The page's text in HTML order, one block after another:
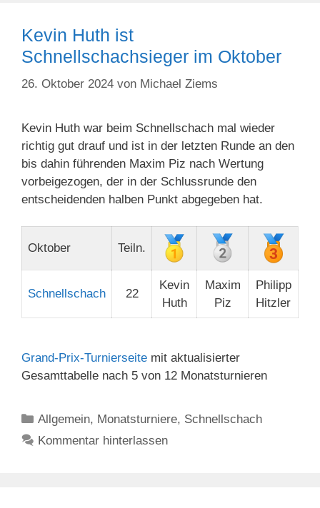
Kevin Huth ist
Schnellschachsieger im Oktober
26. Oktober 2024 von Michael Ziems
Kevin Huth war beim Schnellschach mal wieder
richtig gut drauf und ist in der letzten Runde an den
bis dahin führenden Maxim Piz nach Wertung
vorbeigezogen, der in der Schlussrunde den
entscheidenden halben Punkt abgegeben hat.
Oktober Teiln.
Schnellschach 22
Kevin
Huth
Maxim
Piz
Philipp
Hitzler
Grand-Prix-Turnierseite mit aktualisierter
Gesamttabelle nach 5 von 12 Monatsturnieren
Kategorien
Allgemein, Monatsturniere, Schnellschach
Kommentar hinterlassen